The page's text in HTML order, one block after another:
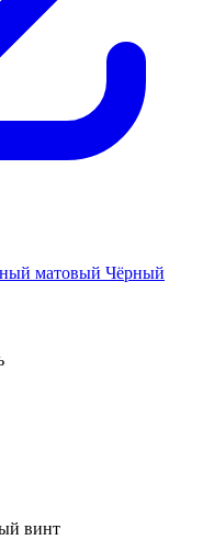
матовый Чёрный
винт